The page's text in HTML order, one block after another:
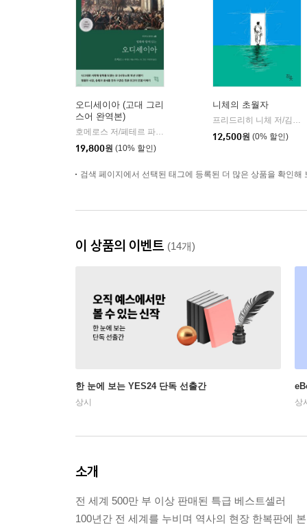
오디세이아 (고대 그리
스어 완역본)
| 현대지성
19,800원 (10% 할인)
니체의 초월자
12,500원 (0% 할인)
검색 페이지에서 선택된 태그에 등록된 더 많은 상품을 확인해
이 상품의 이벤트 (14개)
한 눈에 보는 YES24 단독 선출간
상시 상
소개
전 세계 500만 부 이상 판매된 특급 베스트셀러
100년간 전 세계를 누비며 역사의 현장 한복판에